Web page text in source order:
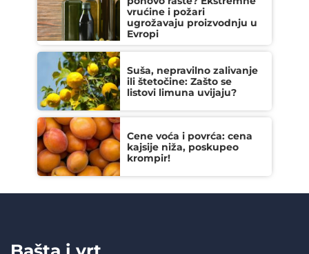
vrućine i požari
ugrožavaju proizvodnju u
Evropi
Suša, nepravilno zalivanje
ili štetočine: Zašto se
listovi limuna uvijaju?
Cene voća i povrća: cena
kajsije niža, poskupeo
krompir!